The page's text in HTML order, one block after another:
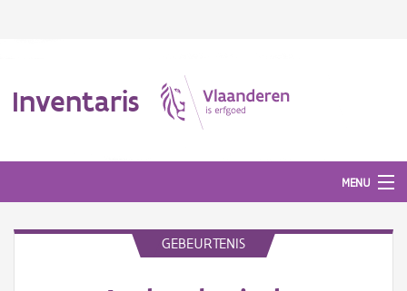
Inventaris
MENU
GEBEURTENIS